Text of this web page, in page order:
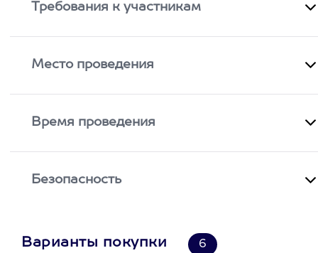
Требования к участникам
Место проведения
Время проведения
Безопасность
Варианты покупки 6